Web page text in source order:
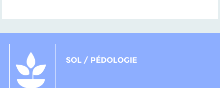
SOL / PÉDOLOGIE